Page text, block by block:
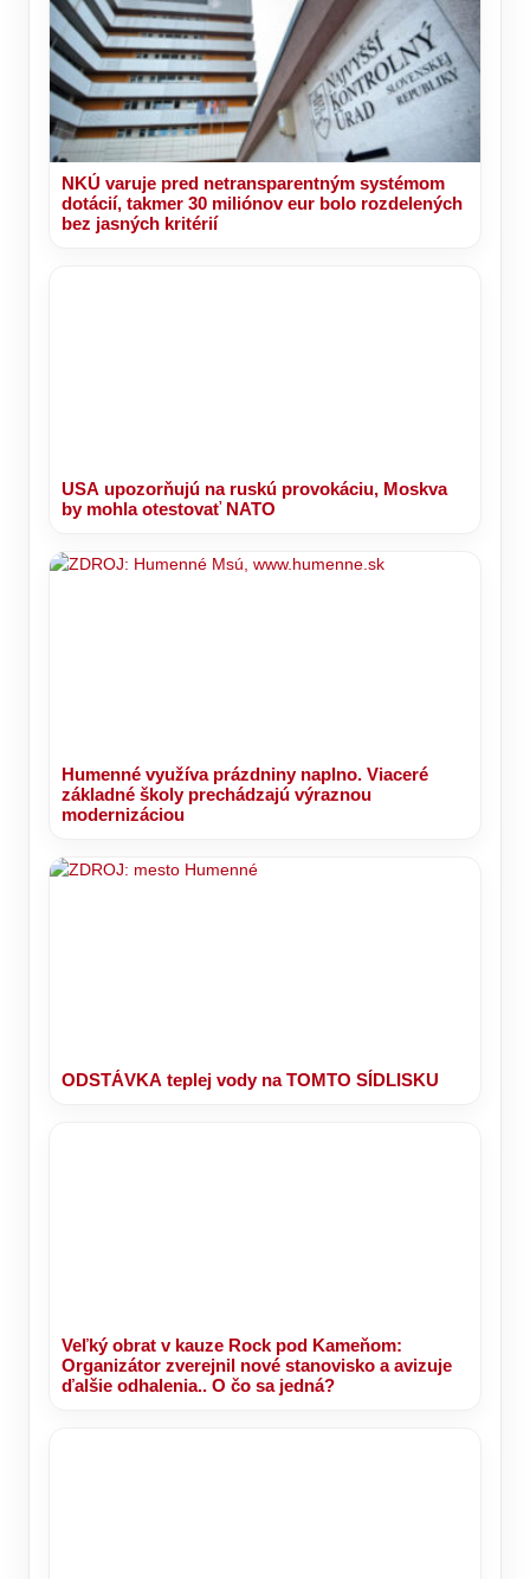
NKÚ varuje pred netransparentným systémom
dotácií, takmer 30 miliónov eur bolo rozdelených
bez jasných kritérií
USA upozorňujú na ruskú provokáciu, Moskva
by mohla otestovať NATO
Humenné využíva prázdniny naplno. Viaceré
základné školy prechádzajú výraznou
modernizáciou
ODSTÁVKA teplej vody na TOMTO SÍDLISKU
Veľký obrat v kauze Rock pod Kameňom:
Organizátor zverejnil nové stanovisko a avizuje
ďalšie odhalenia.. O čo sa jedná?